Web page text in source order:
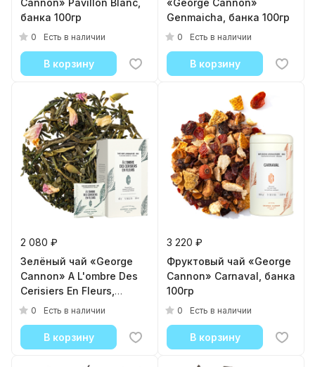
Cannon» Pavillon Blanc,
банка 100гр
0 Есть в наличии
В корзину
«George Cannon»
Genmaicha, банка 100гр
0 Есть в наличии
В корзину
2 080 ₽
Зелёный чай «George
Cannon» A L'ombre Des
Cerisiers En Fleurs,
картонная упаковка
0 Есть в наличии
В корзину
3 220 ₽
Фруктовый чай «George
Cannon» Carnaval, банка
100гр
0 Есть в наличии
В корзину